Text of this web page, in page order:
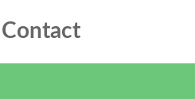
Contact